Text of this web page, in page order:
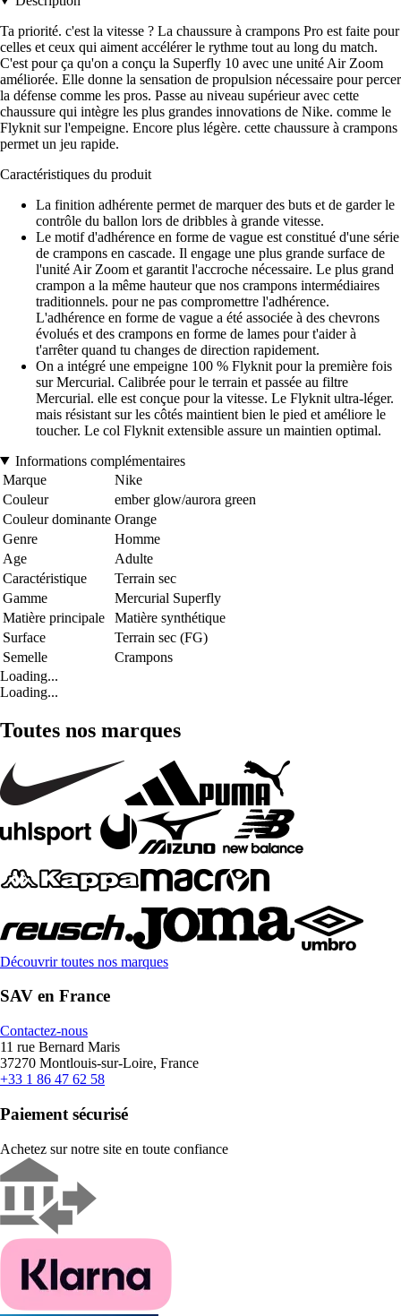
Ta priorité. c'est la vitesse ? La chaussure à crampons Pro est faite pour
celles et ceux qui aiment accélérer le rythme tout au long du match.
C'est pour ça qu'on a conçu la Superfly 10 avec une unité Air Zoom
améliorée. Elle donne la sensation de propulsion nécessaire pour percer
la défense comme les pros. Passe au niveau supérieur avec cette
chaussure qui intègre les plus grandes innovations de Nike. comme le
Flyknit sur l'empeigne. Encore plus légère. cette chaussure à crampons
permet un jeu rapide.
Caractéristiques du produit
La finition adhérente permet de marquer des buts et de garder le
contrôle du ballon lors de dribbles à grande vitesse.
Le motif d'adhérence en forme de vague est constitué d'une série
de crampons en cascade. Il engage une plus grande surface de
l'unité Air Zoom et garantit l'accroche nécessaire. Le plus grand
crampon a la même hauteur que nos crampons intermédiaires
traditionnels. pour ne pas compromettre l'adhérence.
L'adhérence en forme de vague a été associée à des chevrons
évolués et des crampons en forme de lames pour t'aider à
t'arrêter quand tu changes de direction rapidement.
On a intégré une empeigne 100 % Flyknit pour la première fois
sur Mercurial. Calibrée pour le terrain et passée au filtre
Mercurial. elle est conçue pour la vitesse. Le Flyknit ultra-léger.
mais résistant sur les côtés maintient bien le pied et améliore le
toucher. Le col Flyknit extensible assure un maintien optimal.
Informations complémentaires
Marque
Nike
Couleur
ember glow/aurora green
Couleur dominante Orange
Genre
Homme
Age
Adulte
Caractéristique
Terrain sec
Gamme
Mercurial Superfly
Matière principale
Matière synthétique
Surface
Terrain sec (FG)
Semelle
Crampons
Loading...
Loading...
Toutes nos marques
Découvrir toutes nos marques
SAV en France
Contactez-nous
11 rue Bernard Maris
37270 Montlouis-sur-Loire, France
+33 1 86 47 62 58
Paiement sécurisé
Achetez sur notre site en toute confiance